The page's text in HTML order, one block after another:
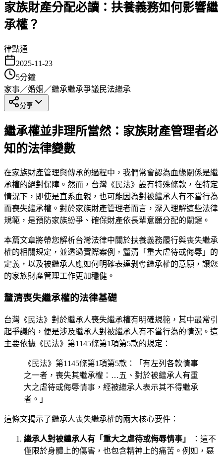
家族財產分配必讀：扶養義務如何影響繼
承權？
律點通
2025-11-23
5分鐘
家事／婚姻／繼承繼承爭議民法繼承
分享
繼承權並非理所當然：家族財產管理者必
知的法律變數
在家族財產管理與傳承的過程中，我們常會認為血緣關係是繼
承權的絕對保障。然而，台灣《民法》設有特殊條款，在特定
情況下，即使是直系血親，也可能因為對被繼承人有不當行為
而喪失繼承權。對於家族財產管理者而言，深入理解這些法律
規範，是預防家族紛爭、確保財產依長輩意願分配的關鍵。
本篇文章將帶您解析台灣法律中關於扶養義務履行與喪失繼承
權的相關規定，並透過實際案例，釐清「重大虐待或侮辱」的
定義，以及被繼承人應如何明確表達剝奪繼承權的意願，讓您
的家族財產管理工作更加穩健。
釐清喪失繼承權的法律基礎
台灣《民法》對於繼承人喪失繼承權有明確規範，其中最常引
起爭議的，便是涉及繼承人對被繼承人有不當行為的情況。這
主要依據《民法》第1145條第1項第5款的規定：
《民法》第1145條第1項第5款：「有左列各款情事
之一者，喪失其繼承權：…五、對於被繼承人有重
大之虐待或侮辱情事，經被繼承人表示其不得繼承
者。」
這條文揭示了繼承人喪失繼承權的兩大核心要件：
繼承人對被繼承人有「重大之虐待或侮辱情事」
：這不
僅限於身體上的傷害，也包含精神上的痛苦。例如，惡